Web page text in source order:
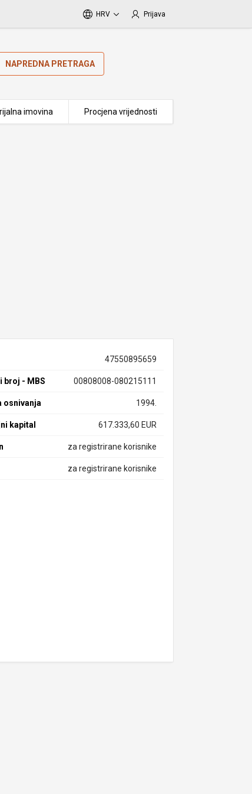
HRV Prijava
NAPREDNA PRETRAGA
imovina Procjena vrijednosti
47550895659
broj - MBS 00808008-080215111
osnivanja 1994.
kapital 617.333,60 EUR
za registrirane korisnike
za registrirane korisnike